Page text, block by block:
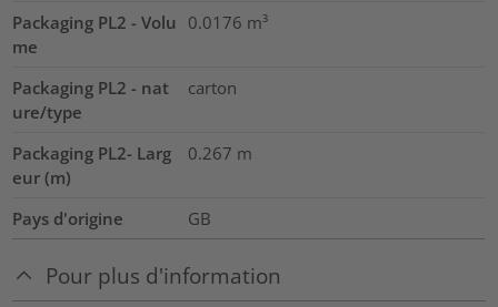
Packaging PL2 - Volu
me
0.0176 m³
Packaging PL2 - nat
ure/type
carton
Packaging PL2- Larg
eur (m)
0.267 m
Pays d'origine GB
Pour plus d'information